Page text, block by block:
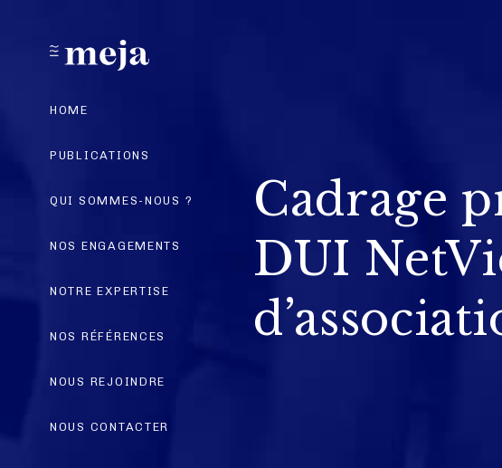
HOME
PUBLICATIONS
QUI SOMMES-NOUS ?
NOS ENGAGEMENTS
NOTRE EXPERTISE
NOS RÉFÉRENCES
NOUS REJOINDRE
NOUS CONTACTER
Cadrage
DUI